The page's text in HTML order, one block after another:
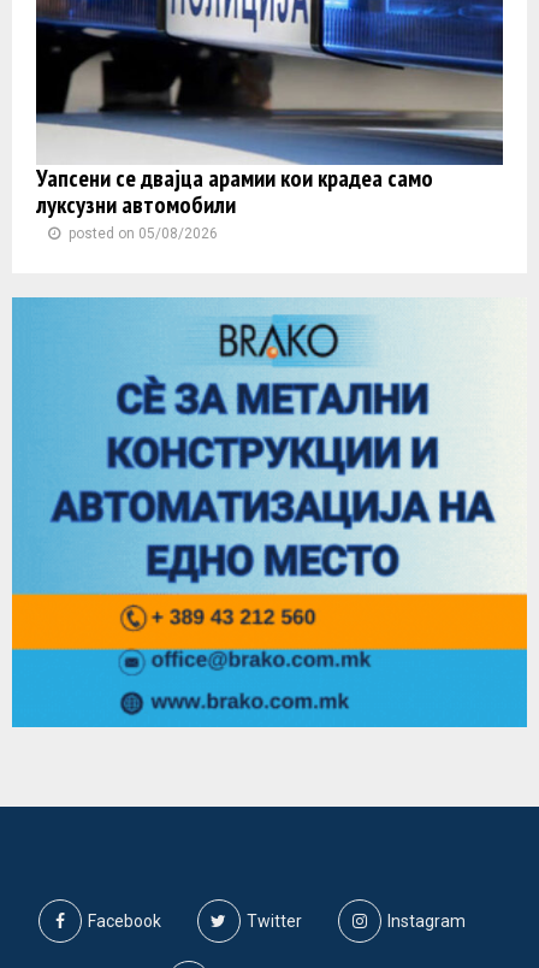
Уапсени се двајца арамии кои крадеа само
луксузни автомобили
posted on 05/08/2026
Facebook Twitter Instagram